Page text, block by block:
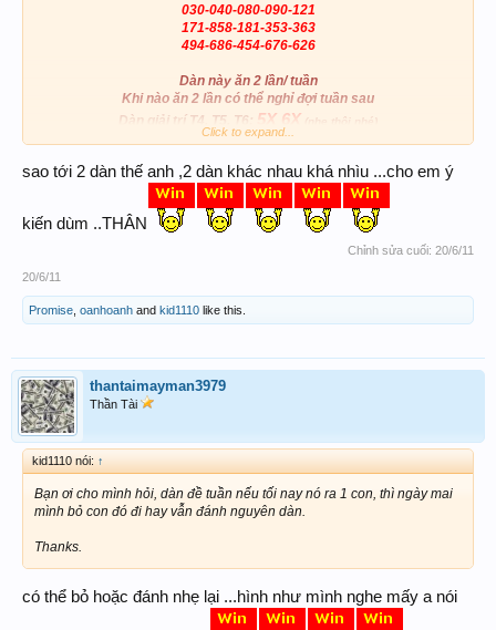
030-040-080-090-121
171-858-181-353-363
494-686-454-676-626
Dàn này ăn 2 lần/ tuần
Khi nào ăn 2 lần có thể nghỉ đợi tuần sau
Dàn giải trí T4, T5, T6: 5X 6X (nhẹ thôi nhé)
Chúc ACE tuần mới nhiều thắng lợi
P/S: tuần này không chia được để đảm bảo an toàn
Click to expand...
sao tới 2 dàn thế anh ,2 dàn khác nhau khá nhìu ...cho em ý
kiến dùm ..THÂN
Chỉnh sửa cuối: 20/6/11
20/6/11
Promise oanhoanh and kid1110 like this.
thantaimayman3979
Thần Tài
kid1110 nói: ↑
Bạn ơi cho mình hỏi, dàn đề tuần nếu tối nay nó ra 1 con, thì ngày mai
mình bỏ con đó đi hay vẫn đánh nguyên dàn.
Thanks.
có thể bỏ hoặc đánh nhẹ lại ...hình như mình nghe mấy a nói